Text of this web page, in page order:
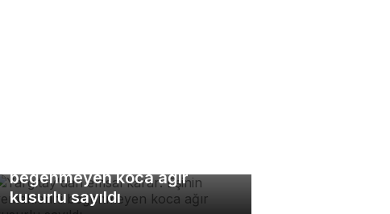
beğenmeyen koca ağır
kusurlu sayıldı